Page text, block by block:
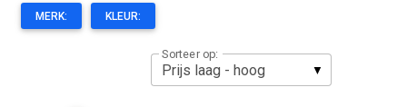
MERK: KLEUR:
Sorteer op: